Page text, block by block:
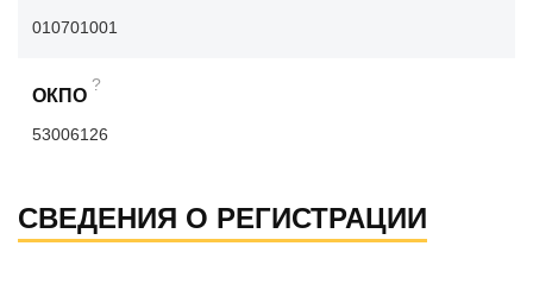
010701001
ОКПО
?
53006126
СВЕДЕНИЯ О РЕГИСТРАЦИИ